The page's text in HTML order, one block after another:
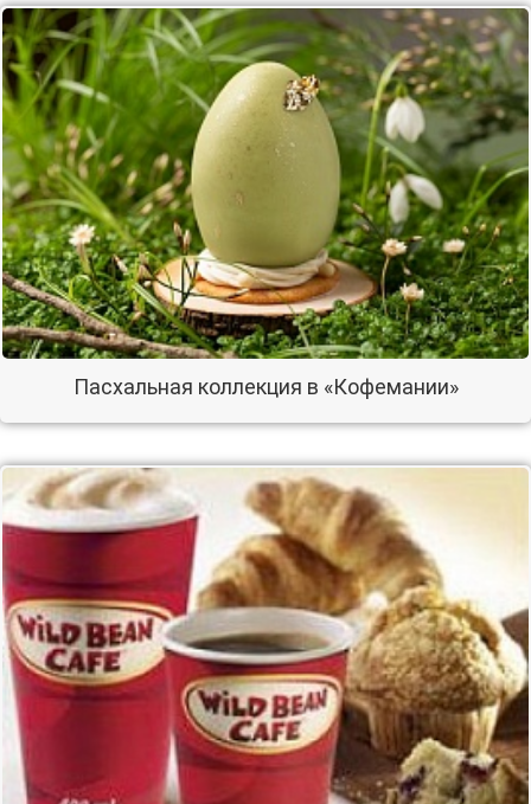
Пасхальная коллекция в «Кофемании»